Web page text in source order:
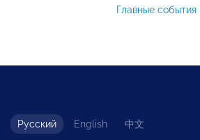
Главные события
Русский English 中文